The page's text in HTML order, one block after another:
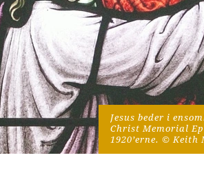
Jesus beder i
Christ Memorial
1920’erne. ©